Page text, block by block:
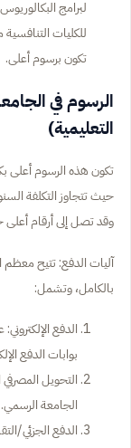
لبرامج
للكليات
تكون برسوم أعلى.
الرسوم في
التعليمية)
تكون هذه الرسوم أعلى
وقد تصل إلى أرقام
آليات الدفع: تتيح
بالكامل، وتشمل:
الدفع
بوابات الدفع
الجامعة الرسمي.
الدفع الجزئي/